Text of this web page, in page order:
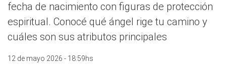
fecha de nacimiento con figuras de protección
espiritual. Conocé qué ángel rige tu camino y
cuáles son sus atributos principales
12 de mayo 2026 - 18:59hs